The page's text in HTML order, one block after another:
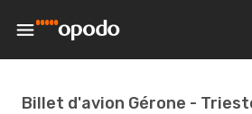
Billet d'avion Gérone -